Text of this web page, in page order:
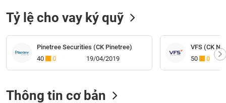
Tỷ lệ cho vay ký quỹ
Pinetree Securities (CK Pinetree)
40
0 19/04/2019
VFS (CK
50
0
Thông tin cơ bản